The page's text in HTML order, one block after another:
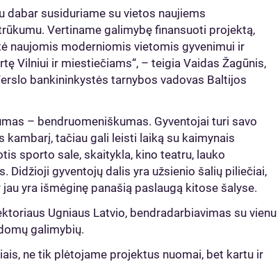
dabar susiduriame su vietos naujiems
Vertiname galimybę finansuoti projektą,
naujomis moderniomis vietomis gyvenimui ir
Vilniui ir miestiečiams“, – teigia Vaidas Žagūnis,
bankininkystės tarnybos vadovas Baltijos
– bendruomeniškumas. Gyventojai turi savo
kambarį, tačiau gali leisti laiką su kaimynais
sporto sale, skaitykla, kino teatru, lauko
Didžioji gyventojų dalis yra užsienio šalių piliečiai,
yra išmėginę panašią paslaugą kitose šalyse.
Ugniaus Latvio, bendradarbiavimas su vienu
galimybių.
ne tik plėtojame projektus nuomai, bet kartu ir